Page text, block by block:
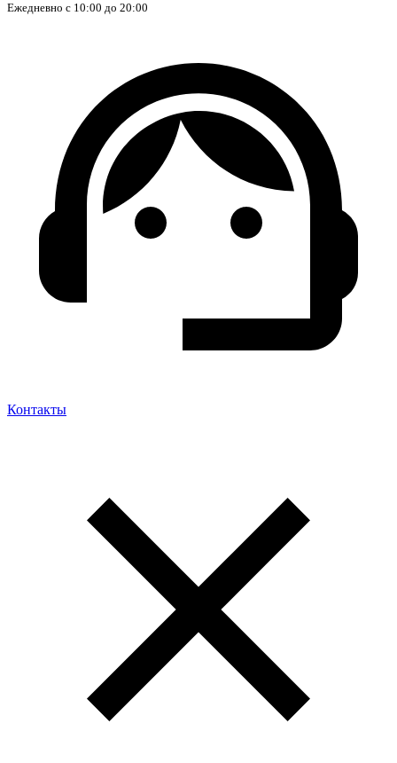
Ежедневно с 10:00 до 20:00
Контакты